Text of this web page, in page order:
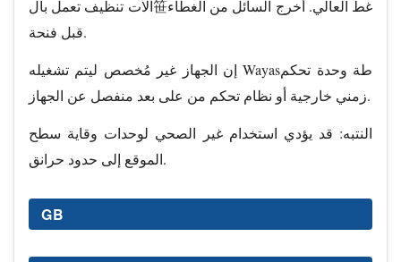
آلات تنظيف تعمل بال笹غط العالي. أخرج السائل من الغطاء
قبل فنحة.
إن الجهاز غير مُخصص ليتم تشغيله Wayasطة وحدة تحكم
زمني خارجية أو نظام تحكم من على بعد منفصل عن الجهاز.
النتبه: قد يؤدي استخدام غير الصحي لوحدات وقاية سطح
الموقع إلى حدود حرانق.
GB